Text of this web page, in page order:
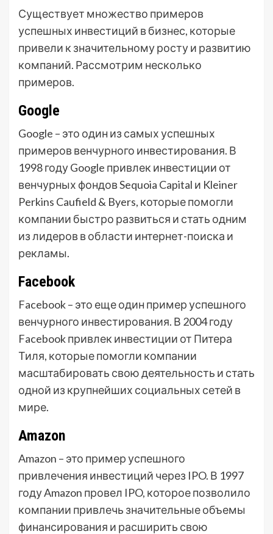
Существует множество примеров
успешных инвестиций в бизнес, которые
привели к значительному росту и развитию
компаний. Рассмотрим несколько
примеров.
Google
Google – это один из самых успешных
примеров венчурного инвестирования. В
1998 году Google привлек инвестиции от
венчурных фондов Sequoia Capital и Kleiner
Perkins Caufield & Byers, которые помогли
компании быстро развиться и стать одним
из лидеров в области интернет-поиска и
рекламы.
Facebook
Facebook – это еще один пример успешного
венчурного инвестирования. В 2004 году
Facebook привлек инвестиции от Питера
Тиля, которые помогли компании
масштабировать свою деятельность и стать
одной из крупнейших социальных сетей в
мире.
Amazon
Amazon – это пример успешного
привлечения инвестиций через IPO. В 1997
году Amazon провел IPO, которое позволило
компании привлечь значительные объемы
финансирования и расширить свою